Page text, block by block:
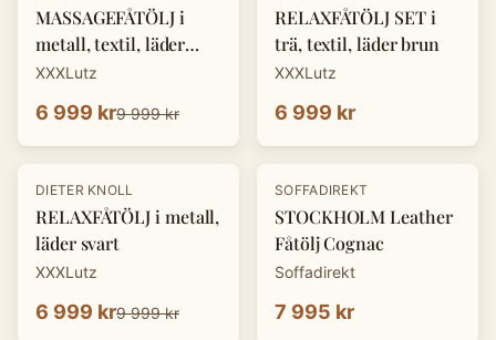
MASSAGEFÅTÖLJ i
metall, textil, läder
mörkgrå
XXXLutz
6 999 kr9 999 kr
RELAXFÅTÖLJ SET i
trä, textil, läder brun
XXXLutz
6 999 kr
-30%
DIETER KNOLL
RELAXFÅTÖLJ i metall,
läder svart
XXXLutz
6 999 kr9 999 kr
SOFFADIREKT
STOCKHOLM Leather
Fåtölj Cognac
Soffadirekt
7 995 kr